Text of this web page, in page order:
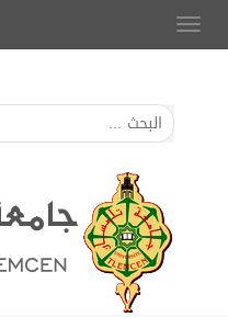
Toggle
navigation